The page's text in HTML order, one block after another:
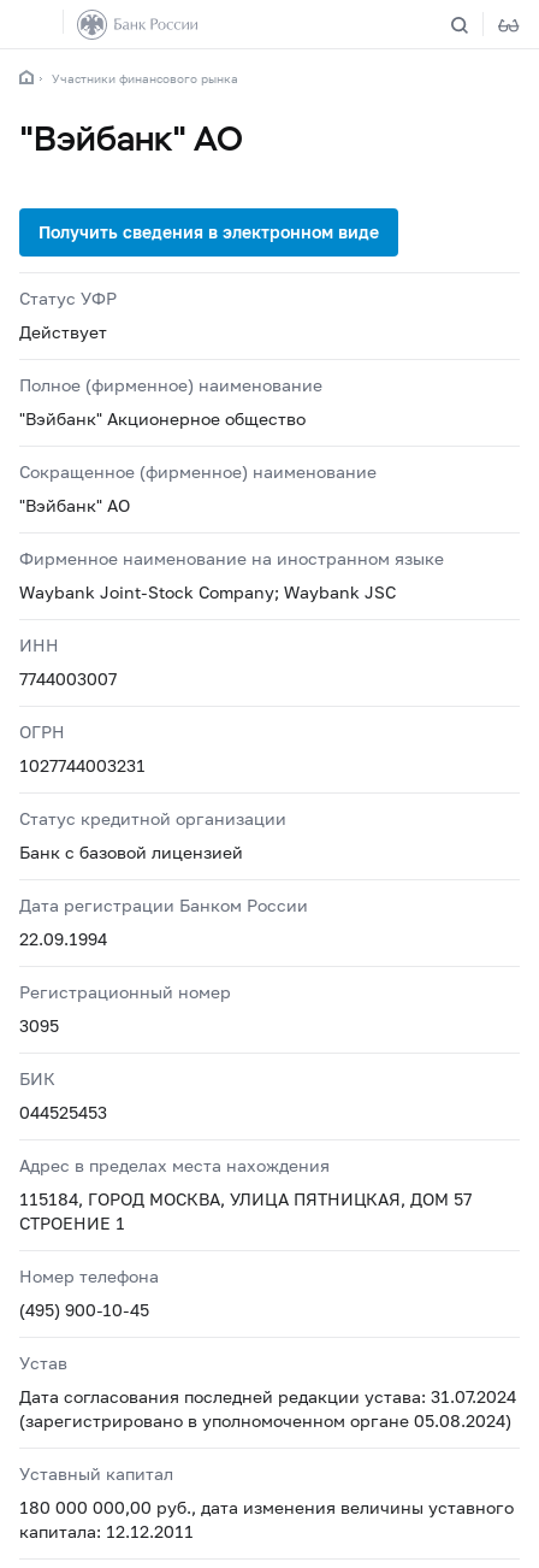
Участники финансового рынка
"Вэйбанк" АО
Статус УФР
Действует
Полное (фирменное) наименование
"Вэйбанк" Акционерное общество
Сокращенное (фирменное) наименование
"Вэйбанк" АО
Фирменное наименование на иностранном языке
Waybank Joint-Stock Company; Waybank JSC
ИНН
7744003007
ОГРН
1027744003231
Статус кредитной организации
Банк с базовой лицензией
Дата регистрации Банком России
22.09.1994
Регистрационный номер
3095
БИК
044525453
Адрес в пределах места нахождения
115184, ГОРОД МОСКВА, УЛИЦА ПЯТНИЦКАЯ, ДОМ 57
СТРОЕНИЕ 1
Номер телефона
(495) 900-10-45
Устав
Дата согласования последней редакции устава: 31.07.2024
(зарегистрировано в уполномоченном органе 05.08.2024)
Уставный капитал
180 000 000,00 руб., дата изменения величины уставного
капитала: 12.12.2011